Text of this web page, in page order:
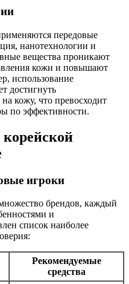
передовые
нанотехнологии и
вещества проникают
кожи и повышают
использование
достигнуть
кожу, что превосходит
по эффективности.
игроки
брендов, каждый
и
список наиболее
Рекомендуемые
средства